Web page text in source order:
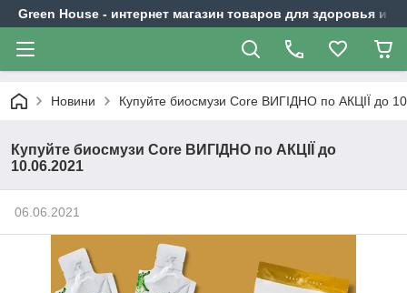
Green House - интернет магазин товаров для здоровья и
Новини Купуйте биосмузи Core ВИГІДНО по АКЦІЇ до
Купуйте биосмузи Core ВИГІДНО по АКЦІЇ до
10.06.2021
06.06.2021